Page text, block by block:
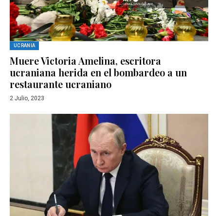
UCRANIA
Muere Victoria Amelina, escritora
ucraniana herida en el bombardeo a un
restaurante ucraniano
2 Julio, 2023